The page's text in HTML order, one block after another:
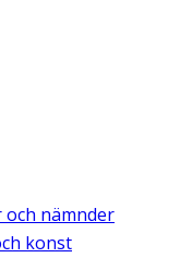
och nämnder
konst